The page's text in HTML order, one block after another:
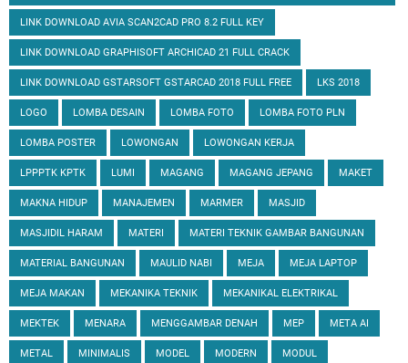
LINK DOWNLOAD AVIA SCAN2CAD PRO 8.2 FULL KEY
LINK DOWNLOAD GRAPHISOFT ARCHICAD 21 FULL CRACK
LINK DOWNLOAD GSTARSOFT GSTARCAD 2018 FULL FREE LKS 2018
LOGO LOMBA DESAIN LOMBA FOTO LOMBA FOTO PLN
LOMBA POSTER LOWONGAN LOWONGAN KERJA
LPPPTK KPTK LUMI MAGANG MAGANG JEPANG MAKET
MAKNA HIDUP MANAJEMEN MARMER MASJID
MASJIDIL HARAM MATERI MATERI TEKNIK GAMBAR BANGUNAN
MATERIAL BANGUNAN MAULID NABI MEJA MEJA LAPTOP
MEJA MAKAN MEKANIKA TEKNIK MEKANIKAL ELEKTRIKAL
MEKTEK MENARA MENGGAMBAR DENAH MEP META AI
METAL MINIMALIS MODEL MODERN MODUL